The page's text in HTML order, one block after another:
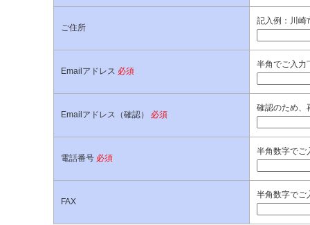
ご住所
記入例：川崎
Emailアドレス 必須
半角でご入力
Emailアドレス（確認） 必須
確認のため、
電話番号 必須
半角数字でご
FAX
半角数字でご